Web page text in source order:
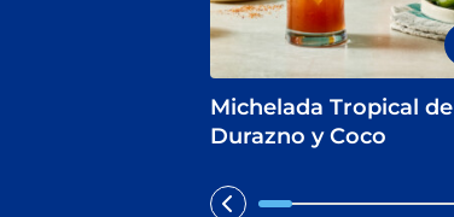
Michelada Tropical de
Durazno y Coco